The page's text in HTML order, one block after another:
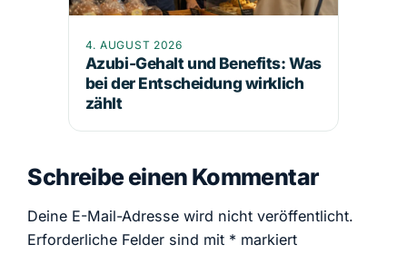
4. AUGUST 2026
Azubi-Gehalt und Benefits: Was
bei der Entscheidung wirklich
zählt
Schreibe einen Kommentar
Deine E-Mail-Adresse wird nicht veröffentlicht.
Erforderliche Felder sind mit * markiert